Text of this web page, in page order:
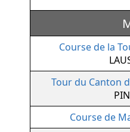
Course de la
Tour du Canton
Course de